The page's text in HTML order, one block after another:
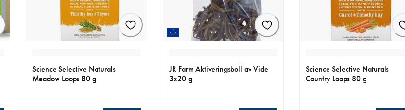
Science Selective Naturals
Meadow Loops 80 g
JR Farm Aktiveringsboll av Vide
3x20 g
Science Selective Naturals
Country Loops 80 g